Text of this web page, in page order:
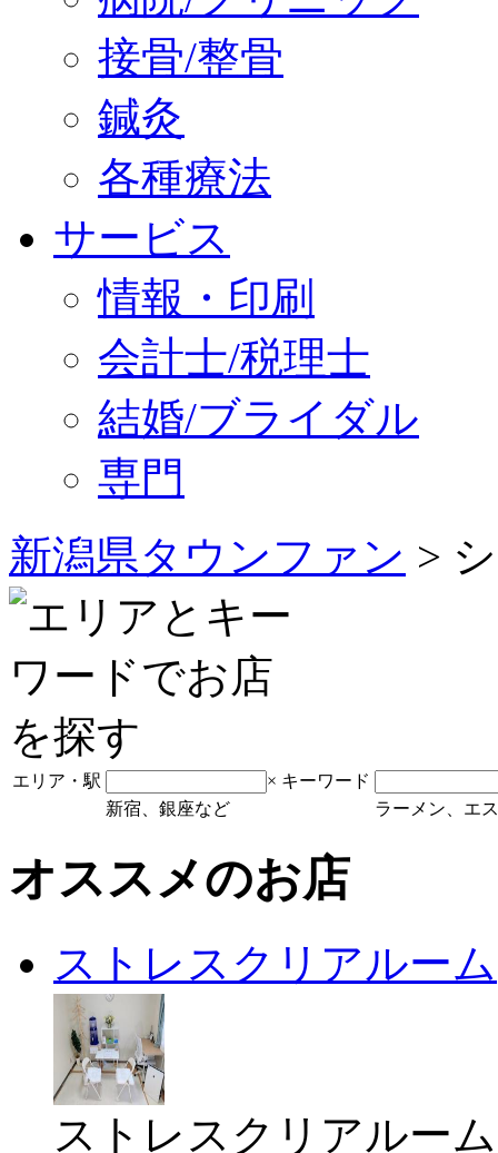
接骨/整骨
鍼灸
各種療法
サービス
情報・印刷
会計士/税理士
結婚/ブライダル
専門
新潟県タウンファン >
エリア・駅 × キーワード
新宿、銀座など
ラーメン、エ
オススメのお店
ストレスクリアルーム
ストレスクリアルー